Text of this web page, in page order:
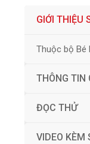
GIỚI THIỆU
Thuộc bộ Bé
THÔNG TIN
ĐỌC THỬ
VIDEO KÈM